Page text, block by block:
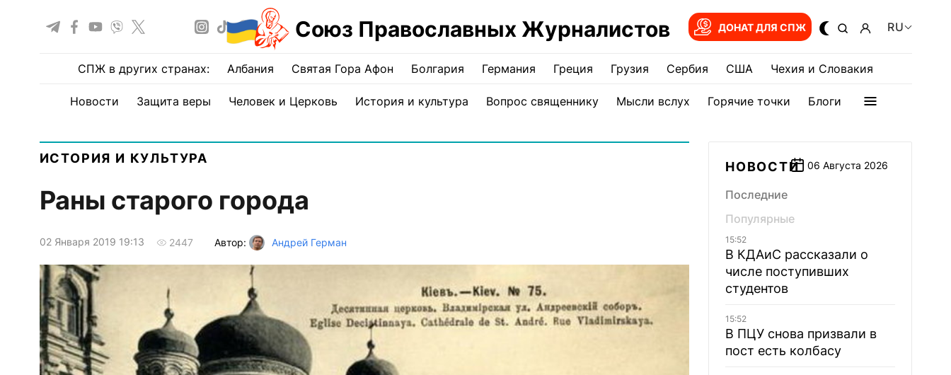
Союз Православных Журналистов ДОНАТ ДЛЯ СПЖ RU
СПЖ в других странах: Албания Святая Гора Афон Болгария Германия Греция Грузия Сербия США Чехия и Словакия
Новости Защита веры Человек и Церковь История и культура Вопрос священнику Мысли вслух Горячие точки Блоги
ИСТОРИЯ И КУЛЬТУРА
Раны старого города
02 Января 2019 19:13 2447 Автор: Андрей Герман
НОВОСТИ 06 Августа 2026
Последние
Популярные
15:52
В КДАиС рассказали о
числе поступивших
студентов
15:52
В ПЦУ снова призвали в
пост есть колбасу